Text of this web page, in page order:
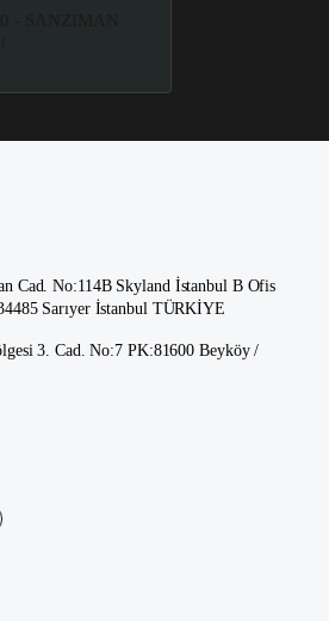
Cad. No:114B Skyland İstanbul B Ofis
Sarıyer İstanbul TÜRKİYE
3. Cad. No:7 PK:81600 Beyköy /